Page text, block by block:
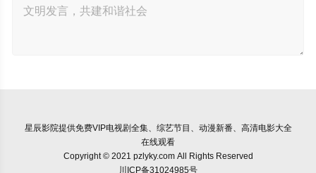
星辰影院提供免费VIP电视剧全集、综艺节目、动漫新番、高清电影大全
在线观看
Copyright © 2021 pzlyky.com All Rights Reserved
川ICP备31024985号